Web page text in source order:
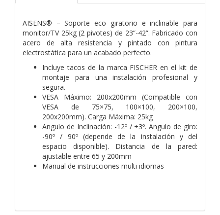
AISENS® – Soporte eco giratorio e inclinable para
monitor/TV 25kg (2 pivotes) de 23”-42”. Fabricado con
acero de alta resistencia y pintado con pintura
electrostática para un acabado perfecto.
Incluye tacos de la marca FISCHER en el kit de
montaje para una instalación profesional y
segura.
VESA Máximo: 200x200mm (Compatible con
VESA de 75×75, 100×100, 200×100,
200x200mm). Carga Máxima: 25kg
Angulo de Inclinación: -12º / +3º. Angulo de giro:
-90º / 90º (depende de la instalación y del
espacio disponible). Distancia de la pared:
ajustable entre 65 y 200mm
Manual de instrucciones multi idiomas